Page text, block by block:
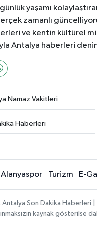
yaşamı
zamanlı
ve kentin kültürel
Antalya haberleri
Namaz Vakitleri
Haberleri
Alanyaspor Turizm E-
Son Dakika
kaynak gösterilse